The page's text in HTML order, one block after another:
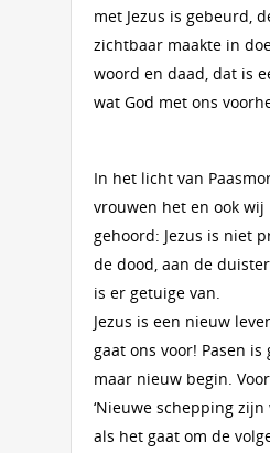
met Jezus is gebeurd,
zichtbaar maakte in
woord en daad, dat is
wat God met ons
In het licht van
vrouwen het en ook
gehoord: Jezus is niet
de dood, aan de
is er getuige van.
Jezus is een nieuw
gaat ons voor! Pasen
maar nieuw begin.
‘Nieuwe schepping zijn
als het gaat om de